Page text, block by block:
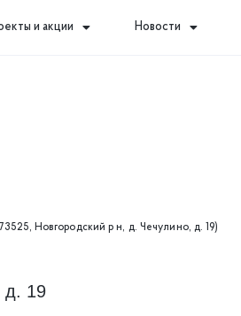
и акции Новости
Новгородский р н, д. Чечулино, д. 19)
д. 19